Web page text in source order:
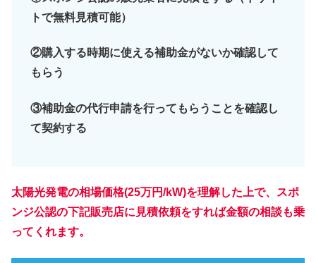
トで無料見積可能）
②購入する時期に使える補助金がないか確認して
もらう
③補助金の代行申請を行ってもらうことを確認し
て契約する
太陽光発電の相場価格(25万円/kW)を理解した上で、
スポ
ンジ公認の下記販売店に見積依頼をすれば金額の相談も乗
ってくれます。